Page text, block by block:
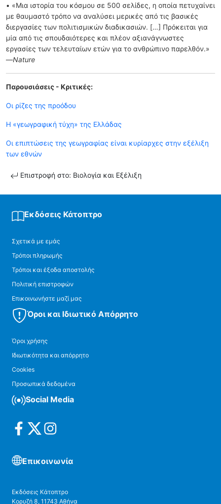
• «Μια ιστορία του κόσμου σε 500 σελίδες, η οποία πετυχαίνει
με θαυμαστό τρόπο να αναλύσει μερικές από τις βασικές
διεργασίες των πολιτισμικών διαδικασιών. […] Πρόκειται για
μία από τις σπουδαιότερες και πλέον αξιανάγνωστες
εργασίες των τελευταίων ετών για το ανθρώπινο παρελθόν.»
—Nature
Παρουσιάσεις - Κριτικές:
Οι ρίζες της προόδου
Η «γεωγραφική τύχη» της Ελλάδας
Οι επιπτώσεις της γεωγραφίας είναι κυρίαρχες στην εξέλιξη
των εθνών
Επιστροφή στο: Βιολογία και Εξέλιξη
Εκδόσεις Κάτοπτρο
Σχετικά με εμάς
Τρόποι πληρωμής
Τρόποι και έξοδα αποστολής
Πολιτική επιστροφών
Επικοινωνήστε μαζί μας
Όροι και Ιδιωτικό Απόρρητο
Όροι χρήσης
Ιδιωτικότητα και απόρρητο
Cookies
Προσωπικά δεδομένα
Social Media
Επικοινωνία
Εκδόσεις Κάτοπτρο
Κορυζή 8, 11743 Αθήνα